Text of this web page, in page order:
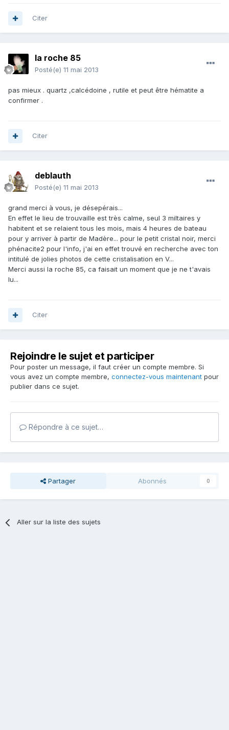
Citer
la roche 85
Posté(e) 11 mai 2013
pas mieux . quartz ,calcédoine , rutile et peut être hématite a
confirmer .
Citer
deblauth
Posté(e) 11 mai 2013
grand merci à vous, je désepérais...
En effet le lieu de trouvaille est très calme, seul 3 miltaires y
habitent et se relaient tous les mois, mais 4 heures de bateau
pour y arriver à partir de Madère... pour le petit cristal noir, merci
phénacite2 pour l'info, j'ai en effet trouvé en recherche avec ton
intitulé de jolies photos de cette cristalisation en V...
Merci aussi la roche 85, ca faisait un moment que je ne t'avais
lu...
Citer
Rejoindre le sujet et participer
Pour poster un message, il faut créer un compte membre. Si
vous avez un compte membre, connectez-vous maintenant pour
publier dans ce sujet.
Répondre à ce sujet…
Partager Abonnés 0
Aller sur la liste des sujets